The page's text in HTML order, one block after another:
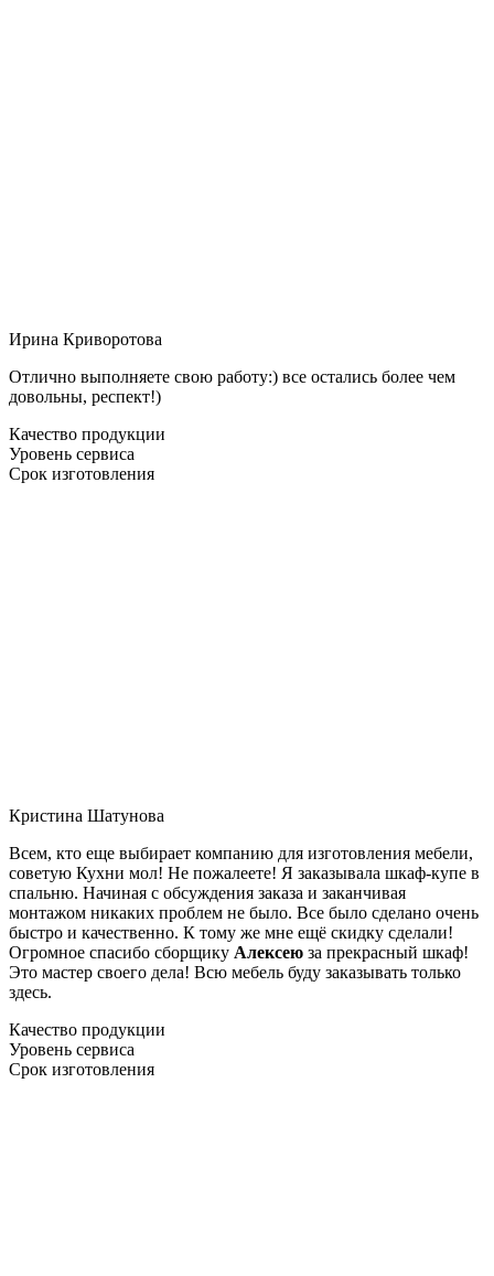
Ирина Криворотова
Отлично выполняете свою работу:) все остались более чем
довольны, респект!)
Качество продукции
Уровень сервиса
Срок изготовления
Кристина Шатунова
Всем, кто еще выбирает компанию для изготовления мебели,
советую Кухни мол! Не пожалеете! Я заказывала шкаф-купе в
спальню. Начиная с обсуждения заказа и заканчивая
монтажом никаких проблем не было. Все было сделано очень
быстро и качественно. К тому же мне ещё скидку сделали!
Огромное спасибо сборщику Алексею за прекрасный шкаф!
Это мастер своего дела! Всю мебель буду заказывать только
здесь.
Качество продукции
Уровень сервиса
Срок изготовления